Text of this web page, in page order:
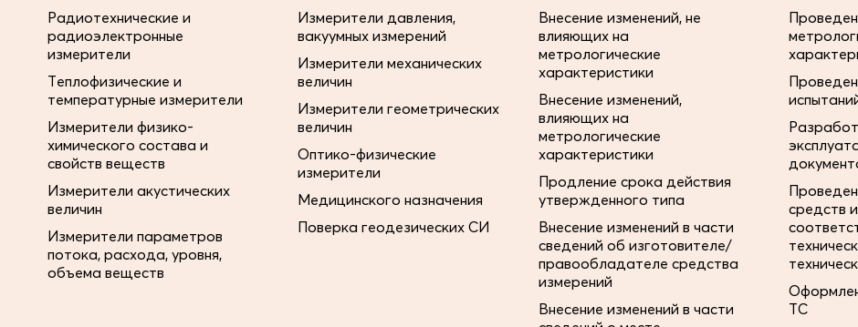
Радиотехнические и
радиоэлектронные
измерители
Теплофизические и
температурные измерители
Измерители физико-
химического состава и
свойств веществ
Измерители акустических
величин
Измерители параметров
потока, расхода, уровня,
объема веществ
Измерители давления,
вакуумных измерений
Измерители механических
величин
Измерители геометрических
величин
Оптико-физические
измерители
Медицинского назначения
Поверка геодезических СИ
Внесение изменений, не
влияющих на
метрологические
характеристики
Внесение изменений,
влияющих на
метрологические
характеристики
Продление срока действия
утвержденного типа
Внесение изменений в части
сведений об изготовителе/
правообладателе средства
измерений
Внесение изменений в части
средств
ТС